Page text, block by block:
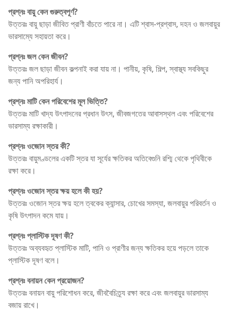
প্রশ্নঃ বায়ু কেন গুরুত্বপূর্ণ?
উত্তরঃ বায়ু ছাড়া জীবিত প্রাণী বাঁচতে পারে না। এটি শ্বাস-প্রশ্বাস, দহন ও জলবায়ুর
ভারসাম্যে সহায়তা করে।
প্রশ্নঃ জল কেন জীবন?
উত্তরঃ জল ছাড়া জীবন কল্পনাই করা যায় না। পানীয়, কৃষি, শিল্প, স্বাস্থ্য সবকিছুর
জন্য পানি অপরিহার্য।
প্রশ্নঃ মাটি কেন পরিবেশের মূল ভিত্তি?
উত্তরঃ মাটি খাদ্য উৎপাদনের প্রধান উৎস, জীবজগতের আবাসস্থল এবং পরিবেশের
ভারসাম্য রক্ষাকারী।
প্রশ্নঃ ওজোন স্তর কী?
উত্তরঃ বায়ুমণ্ডলের একটি স্তর যা সূর্যের ক্ষতিকর অতিবেগুনি রশ্মি থেকে পৃথিবীকে
রক্ষা করে।
প্রশ্নঃ ওজোন স্তর ক্ষয় হলে কী হয়?
উত্তরঃ ওজোন স্তর ক্ষয় হলে ত্বকের ক্যান্সার, চোখের সমস্যা, জলবায়ুর পরিবর্তন ও
কৃষি উৎপাদন কমে যায়।
প্রশ্নঃ প্লাস্টিক দূষণ কী?
উত্তরঃ অব্যবহৃত প্লাস্টিক মাটি, পানি ও প্রাণীর জন্য ক্ষতিকর হয়ে পড়লে তাকে
প্লাস্টিক দূষণ বলে।
প্রশ্নঃ বনায়ন কেন প্রয়োজন?
উত্তরঃ বনায়ন বায়ু পরিশোধন করে, জীববৈচিত্র্য রক্ষা করে এবং জলবায়ুর ভারসাম্য
বজায় রাখে।